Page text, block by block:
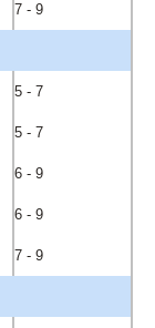
7 - 9
5 - 7
5 - 7
6 - 9
6 - 9
7 - 9